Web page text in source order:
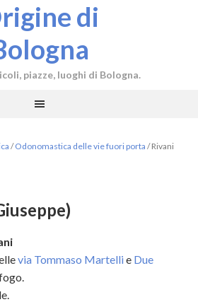
di
piazze, luoghi di Bologna.
/ Odonomastica delle vie fuori porta /Rivani
via Tommaso Martellie Due